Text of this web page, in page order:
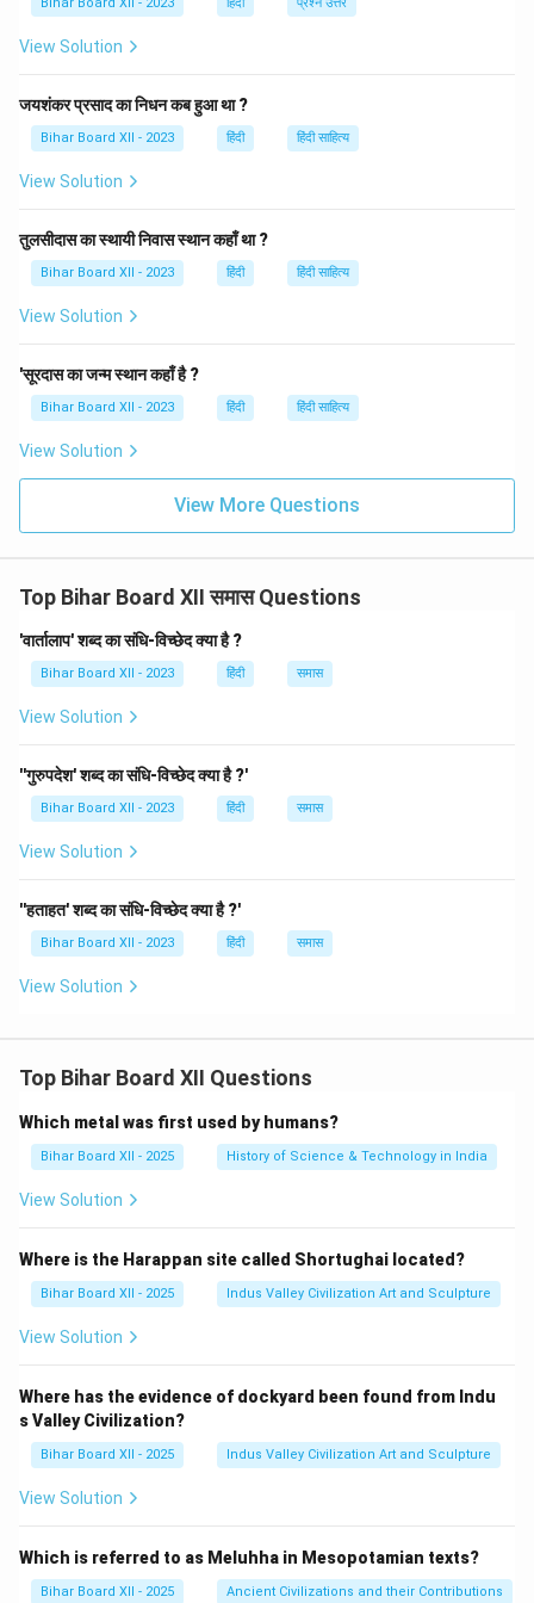
Download Solution in PDF
View Solution
जयशंकर प्रसाद का निधन कब हुआ था ?
Bihar Board XII - 2023 हिंदी हिंदी साहित्य
View Solution
तुलसीदास का स्थायी निवास स्थान कहाँ था ?
Bihar Board XII - 2023 हिंदी हिंदी साहित्य
View Solution
'सूरदास का जन्म स्थान कहाँ है ?
Bihar Board XII - 2023 हिंदी हिंदी साहित्य
View Solution
View More Questions
Top Bihar Board XII समास Questions
'वार्तालाप' शब्द का संधि-विच्छेद क्या है ?
Bihar Board XII - 2023 हिंदी समास
View Solution
''गुरुपदेश' शब्द का संधि-विच्छेद क्या है ?'
Bihar Board XII - 2023 हिंदी समास
View Solution
''हताहत' शब्द का संधि-विच्छेद क्या है ?'
Bihar Board XII - 2023 हिंदी समास
View Solution
Top Bihar Board XII Questions
Which metal was first used by humans?
Bihar Board XII - 2025 History of Science & Technology in India
View Solution
Where is the Harappan site called Shortughai located?
Bihar Board XII - 2025 Indus Valley Civilization Art and Sculpture
View Solution
Where has the evidence of dockyard been found from Indu
s Valley Civilization?
Bihar Board XII - 2025 Indus Valley Civilization Art and Sculpture
View Solution
Which is referred to as Meluhha in Mesopotamian texts?
Bihar Board XII - 2025 Ancient Civilizations and their Contributions